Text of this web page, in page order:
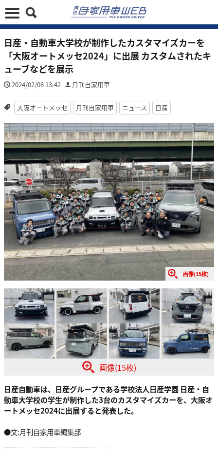
日産・自動車大学校が制作したカスタマイズカーを
「大阪オートメッセ2024」に出展 カスタムされたキ
ューブなどを展示
2024/02/06 13:42 月刊自家用車
大阪オートメッセ 月刊自家用車 ニュース 日産
画像(15枚)
画像(15枚)
日産自動車は、日産グループである学校法人日産学園 日産・自
動車大学校の学生が制作した3台のカスタマイズカーを、大阪オ
ートメッセ2024に出展すると発表した。
●文:月刊自家用車編集部